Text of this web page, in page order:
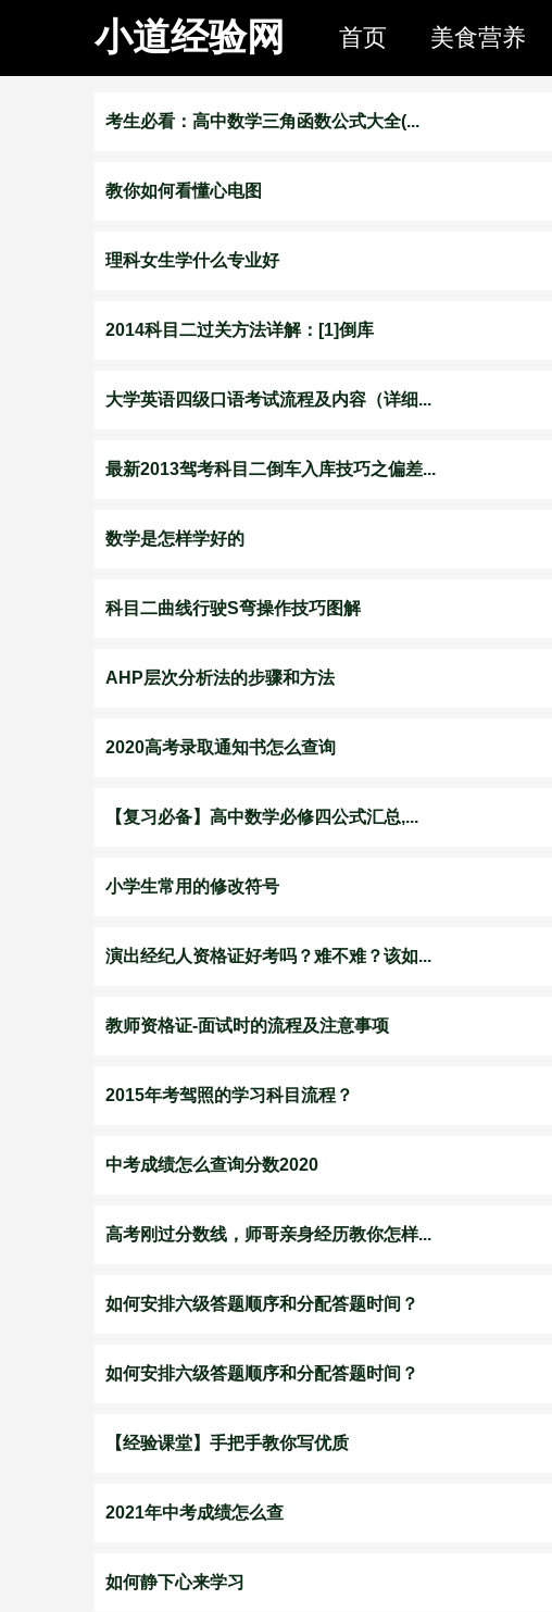
小道经验网 首页 美食营养
考生必看：高中数学三角函数公式大全(...
教你如何看懂心电图
理科女生学什么专业好
2014科目二过关方法详解：[1]倒库
大学英语四级口语考试流程及内容（详细...
最新2013驾考科目二倒车入库技巧之偏差...
数学是怎样学好的
科目二曲线行驶S弯操作技巧图解
AHP层次分析法的步骤和方法
2020高考录取通知书怎么查询
【复习必备】高中数学必修四公式汇总,...
小学生常用的修改符号
演出经纪人资格证好考吗？难不难？该如...
教师资格证-面试时的流程及注意事项
2015年考驾照的学习科目流程？
中考成绩怎么查询分数2020
高考刚过分数线，师哥亲身经历教你怎样...
如何安排六级答题顺序和分配答题时间？
如何安排六级答题顺序和分配答题时间？
【经验课堂】手把手教你写优质
2021年中考成绩怎么查
如何静下心来学习